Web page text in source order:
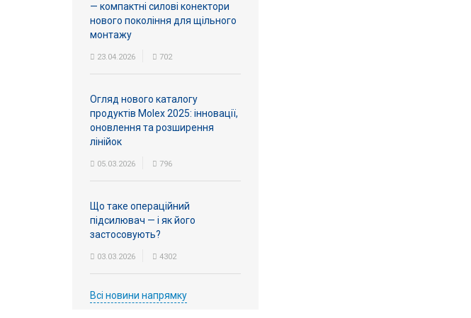
— компактні силові конектори
нового покоління для щільного
монтажу
23.04.2026 702
Огляд нового каталогу
продуктів Molex 2025: інновації,
оновлення та розширення
лінійок
05.03.2026 796
Що таке операційний
підсилювач — і як його
застосовують?
03.03.2026 4302
Всі новини напрямку